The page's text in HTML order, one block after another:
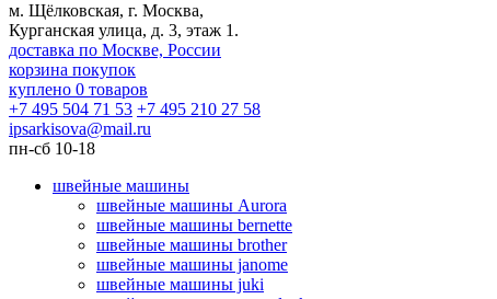
м. Щёлковская, г. Москва,
Курганская улица, д. 3, этаж 1.
доставка по Москве, России
корзина покупок
куплено 0 товаров
+7 495 504 71 53 +7 495 210 27 58
ipsarkisova@mail.ru
пн-сб 10-18
швейные машины
швейные машины Aurora
швейные машины bernette
швейные машины brother
швейные машины janome
швейные машины juki